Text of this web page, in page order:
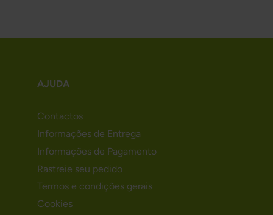
AJUDA
Contactos
Informações de Entrega
Informações de Pagamento
Rastreie seu pedido
Termos e condições gerais
Cookies